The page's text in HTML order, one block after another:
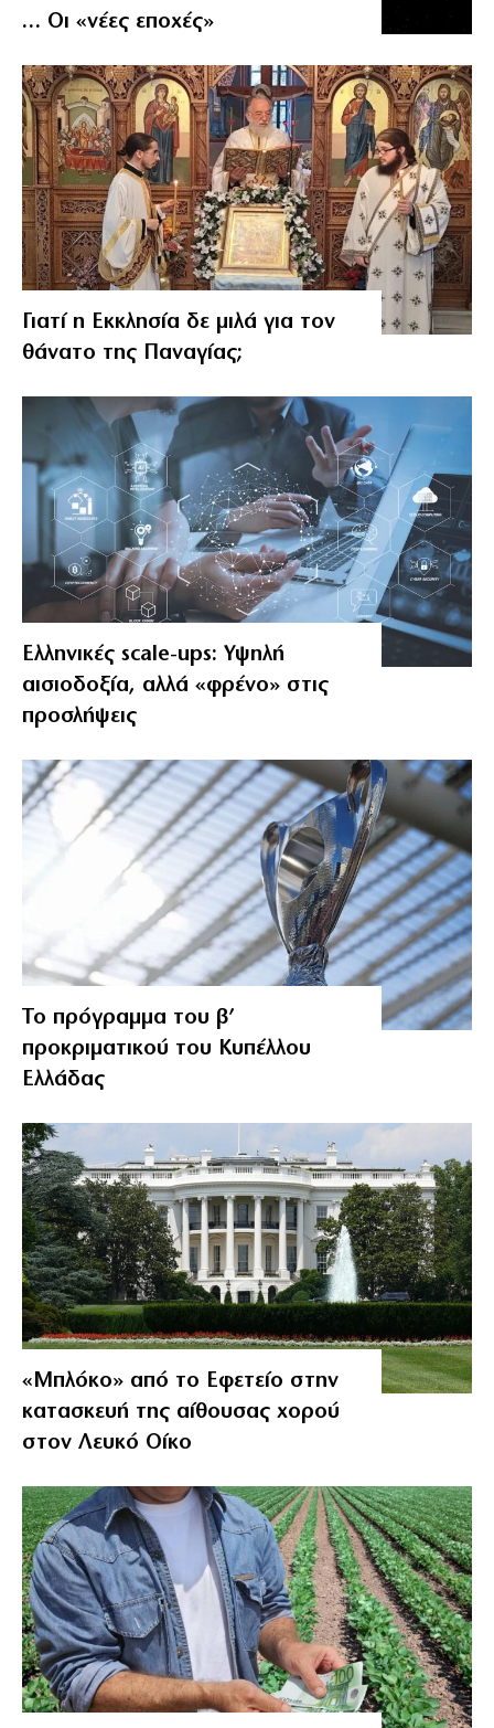
… Οι «νέες εποχές»
Γιατί η Εκκλησία δε μιλά για τον
θάνατο της Παναγίας;
Ελληνικές scale-ups: Υψηλή
αισιοδοξία, αλλά «φρένο» στις
προσλήψεις
Το πρόγραμμα του β’
προκριματικού του Κυπέλλου
Ελλάδας
«Μπλόκο» από το Εφετείο στην
κατασκευή της αίθουσας χορού
στον Λευκό Οίκο